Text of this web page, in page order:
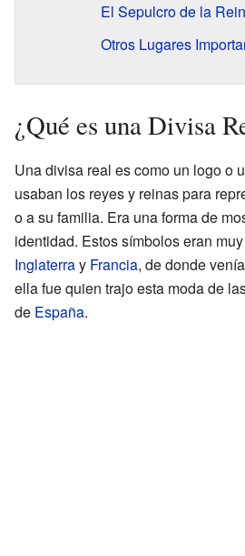
El Sepulcro de la
Otros Lugares
¿Qué es una Divisa
Una divisa real es como un logo o
usaban los reyes y reinas para
o a su familia. Era una forma de
identidad. Estos símbolos eran
Inglaterray Francia, de donde
ella fue quien trajo esta moda de
de España.